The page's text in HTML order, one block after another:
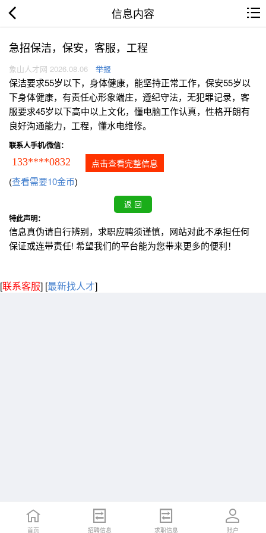
信息内容
急招保洁，保安，客服，工程
象山人才网 2026.08.06 举报
保洁要求55岁以下，身体健康，能坚持正常工作，保安55岁以
下身体健康，有责任心形象端庄，遵纪守法，无犯罪记录，客
服要求45岁以下高中以上文化，懂电脑工作认真，性格开朗有
良好沟通能力，工程，懂水电维修。
联系人手机/微信：
133****0832 点击查看完整信息
(查看需要10金币)
特此声明：
信息真伪请自行辨别，求职应聘须谨慎，网站对此不承担任何
保证或连带责任! 希望我们的平台能为您带来更多的便利！
[联系客服] [最新找人才]
首页 招聘信息 求职信息 账户